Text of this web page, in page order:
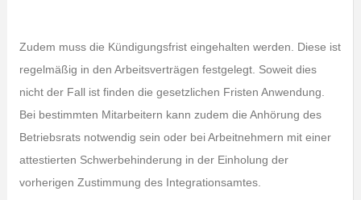
Zudem muss die Kündigungsfrist eingehalten werden. Diese ist
regelmäßig in den Arbeitsverträgen festgelegt. Soweit dies
nicht der Fall ist finden die gesetzlichen Fristen Anwendung.
Bei bestimmten Mitarbeitern kann zudem die Anhörung des
Betriebsrats notwendig sein oder bei Arbeitnehmern mit einer
attestierten Schwerbehinderung in der Einholung der
vorherigen Zustimmung des Integrationsamtes.